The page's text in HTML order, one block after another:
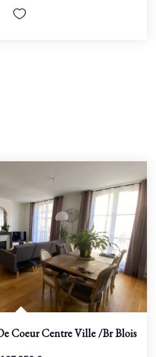
Coeur Centre Ville /brBlois